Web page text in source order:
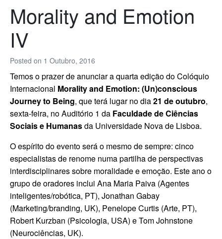
Posted on 1 Outubro, 2016
Morality and Emotion
IV
Temos o prazer de anunciar a quarta edição do Colóquio
Internacional Morality and Emotion: (Un)conscious
Journey to Being, que terá lugar no dia21 de outubro,
sexta-feira, no Auditório 1 da Faculdade de Ciências
Sociais e Humanasda Universidade Nova de Lisboa.
O espírito do evento será o mesmo de sempre: cinco
especialistas de renome numa partilha de perspectivas
interdisciplinares sobre moralidade e emoção. Este ano o
grupo de oradores inclui Ana Maria Paiva (Agentes
inteligentes/robótica, PT), Jonathan Gabay
(Marketing/branding, UK), Penelope Curtis (Arte, PT),
Robert Kurzban (Psicologia, USA) e Tom Johnstone
(Neurociências, UK).